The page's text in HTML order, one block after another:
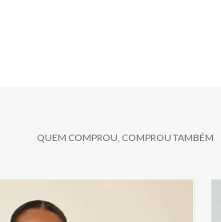
QUEM COMPROU, COMPROU TAMBÉM